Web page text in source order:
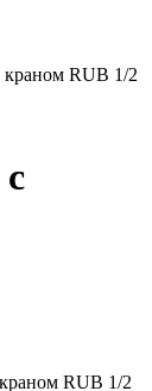
RUB 1/2
RUB 1/2